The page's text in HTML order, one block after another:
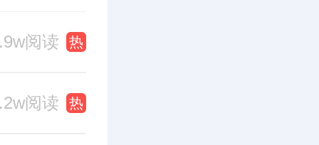
阅读 热
阅读 热